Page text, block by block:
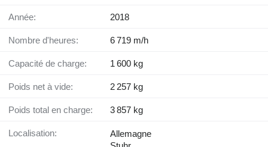
Année: 2018
Nombre d'heures: 6 719 m/h
Capacité de charge: 1 600 kg
Poids net à vide: 2 257 kg
Poids total en charge: 3 857 kg
Localisation:
Allemagne